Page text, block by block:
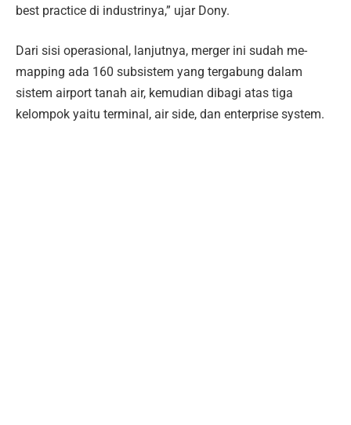
best practice di industrinya,” ujar Dony.
Dari sisi operasional, lanjutnya, merger ini sudah me-
mapping ada 160 subsistem yang tergabung dalam
sistem airport tanah air, kemudian dibagi atas tiga
kelompok yaitu terminal, air side, dan enterprise system.